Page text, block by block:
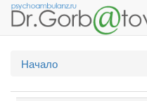
Начало